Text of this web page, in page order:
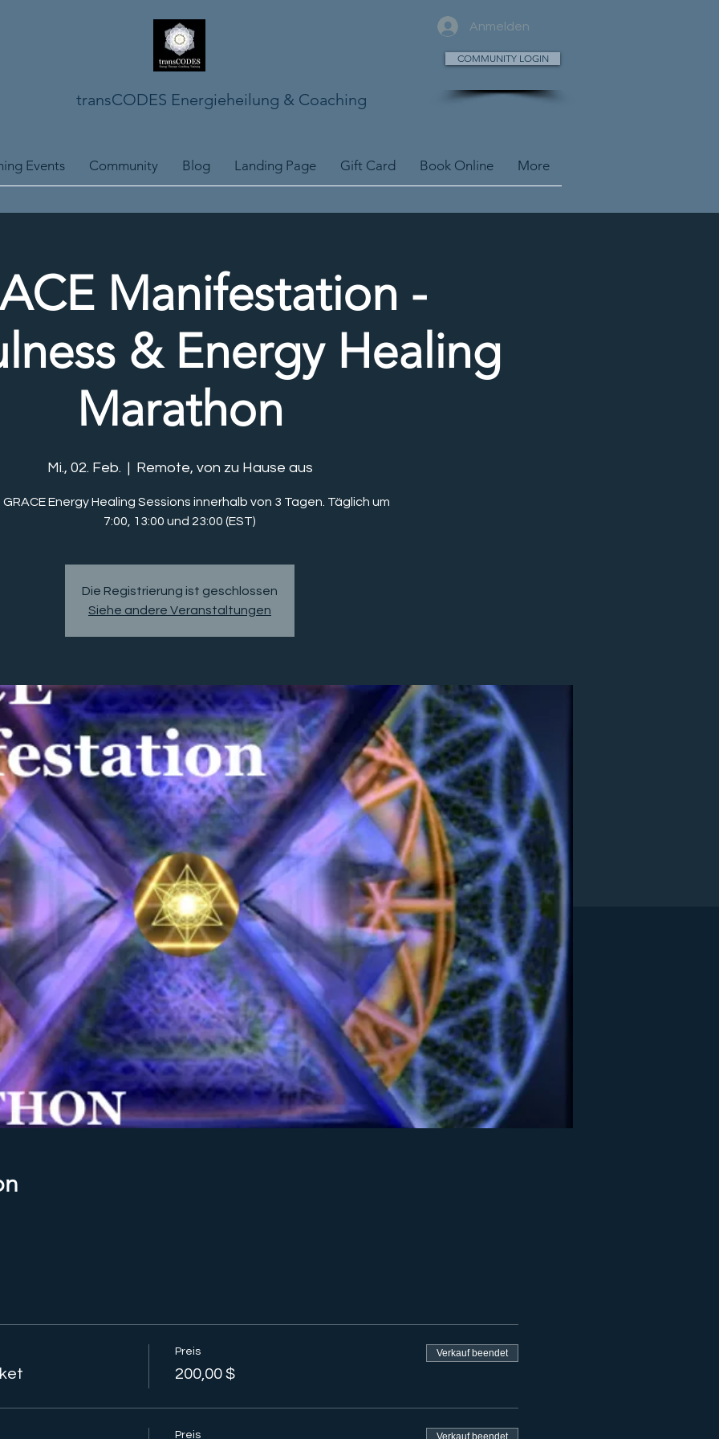
Anmelden
COMMUNITY LOGIN
transCODES Energieheilung & Coaching
Events Community Blog Landing Page Gift Card Book Online More
Manifestation -
& Energy Healing
Marathon
Mi., 02. Feb.
  |
Remote, von zu Hause aus
GRACE Energy Healing Sessions innerhalb von 3 Tagen. Täglich um
7:00, 13:00 und 23:00 (EST)
Die Registrierung ist geschlossen
Siehe andere Veranstaltungen
Preis
200,00 $
Verkauf beendet
Preis Verkauf beendet